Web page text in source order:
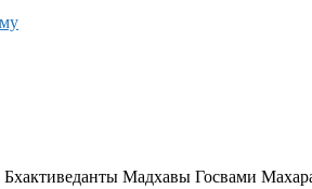
Мадхавы Госвами